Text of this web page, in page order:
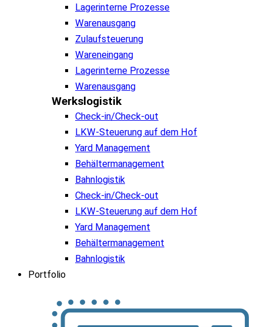
Lagerinterne Prozesse
Warenausgang
Zulaufsteuerung
Wareneingang
Lagerinterne Prozesse
Warenausgang
Werkslogistik
Check-in/Check-out
LKW-Steuerung auf dem Hof
Yard Management
Behältermanagement
Bahnlogistik
Check-in/Check-out
LKW-Steuerung auf dem Hof
Yard Management
Behältermanagement
Bahnlogistik
Portfolio